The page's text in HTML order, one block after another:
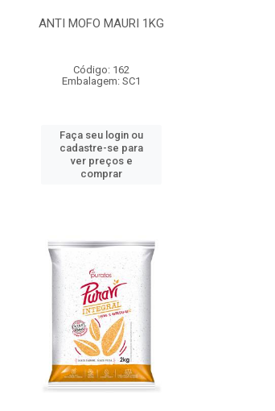
ANTI MOFO MAURI 1KG
Código: 162
Embalagem: SC1
Faça seu login ou
cadastre-se para
ver preços e
comprar